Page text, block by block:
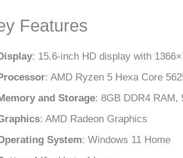
Features
: 15.6-inch HD display with
: AMD Ryzen 5 Hexa Core
and Storage: 8GB DDR4 RAM,
: AMD Radeon Graphics
System: Windows 11 Home